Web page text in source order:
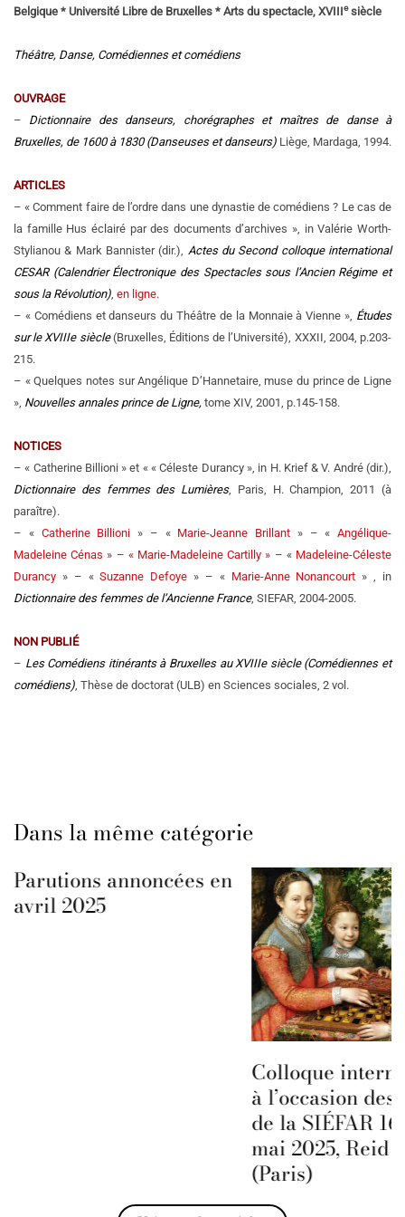
Belgique * Université Libre de Bruxelles * Arts du spectacle, XVIIIesiècle
Théâtre, Danse, Comédiennes et comédiens
OUVRAGE
– Dictionnaire des danseurs, chorégraphes et maîtres de danse à
Bruxelles, de 1600 à 1830(Danseuses et danseurs) Liège, Mardaga, 1994.
ARTICLES
– « Comment faire de l’ordre dans une dynastie de comédiens ? Le cas de
la famille Hus éclairé par des documents d’archives », in Valérie Worth-
Stylianou & Mark Bannister (dir.), Actes du Second colloque international
CESAR (Calendrier Électronique des Spectacles sous l’Ancien Régime et
sous la Révolution), en ligne.
– « Comédiens et danseurs du Théâtre de la Monnaie à Vienne », Études
sur le XVIIIe siècle(Bruxelles, Éditions de l’Université), XXXII, 2004, p.203-
215.
– « Quelques notes sur Angélique D’Hannetaire, muse du prince de Ligne
», Nouvelles annales prince de Ligne, tome XIV, 2001, p.145-158.
NOTICES
– « Catherine Billioni » et « « Céleste Durancy », in H. Krief & V. André (dir.),
Dictionnaire des femmes des Lumières, Paris, H. Champion, 2011 (à
paraître).
– « Catherine Billioni » – « Marie-Jeanne Brillant » – « Angélique-
Madeleine Cénas » – « Marie-Madeleine Cartilly » – « Madeleine-Céleste
Durancy » – «Suzanne Defoye » – « Marie-Anne Nonancourt » , in
Dictionnaire des femmes de l’Ancienne France, SIEFAR, 2004-2005.
NON PUBLIÉ
– Les Comédiens itinérants à Bruxelles au XVIIIe siècle (Comédiennes et
comédiens), Thèse de doctorat (ULB) en Sciences sociales, 2 vol.
Dans la même catégorie
Parutions annoncées en
avril 2025
Colloque
à l’occasion des
de la SIÉFAR 16
mai 2025, Reid
(Paris)